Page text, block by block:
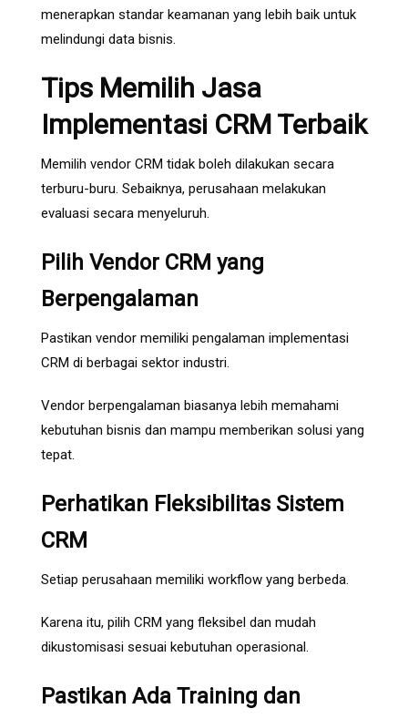
menerapkan standar keamanan yang lebih baik untuk
melindungi data bisnis.
Tips Memilih Jasa
Implementasi CRM Terbaik
Memilih vendor CRM tidak boleh dilakukan secara
terburu-buru. Sebaiknya, perusahaan melakukan
evaluasi secara menyeluruh.
Pilih Vendor CRM yang
Berpengalaman
Pastikan vendor memiliki pengalaman implementasi
CRM di berbagai sektor industri.
Vendor berpengalaman biasanya lebih memahami
kebutuhan bisnis dan mampu memberikan solusi yang
tepat.
Perhatikan Fleksibilitas Sistem
CRM
Setiap perusahaan memiliki workflow yang berbeda.
Karena itu, pilih CRM yang fleksibel dan mudah
dikustomisasi sesuai kebutuhan operasional.
Pastikan Ada Training dan